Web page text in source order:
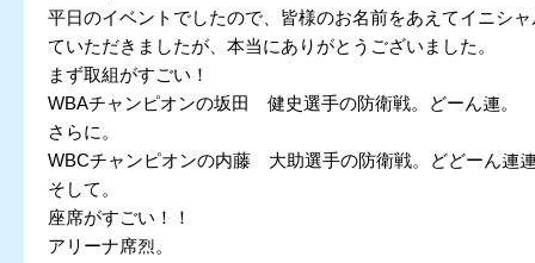
平日のイベントでしたので、皆様のお名前をあえてイニシ
ていただきましたが、本当にありがとうございました。
まず取組がすごい！
WBAチャンピオンの坂田 健史選手の防衛戦。どーん連。
さらに。
WBCチャンピオンの内藤 大助選手の防衛戦。どどーん連
そして。
座席がすごい！！
アリーナ席烈。